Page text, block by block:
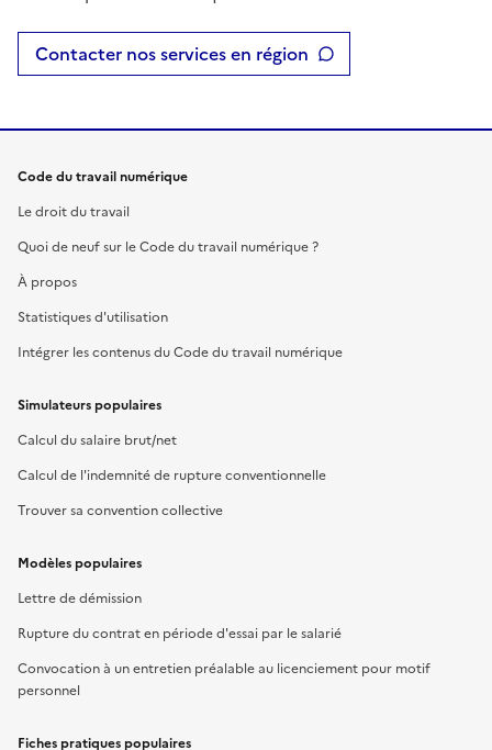
Contacter nos services en région
Code du travail numérique
Le droit du travail
Quoi de neuf sur le Code du travail numérique ?
À propos
Statistiques d'utilisation
Intégrer les contenus du Code du travail numérique
Simulateurs populaires
Calcul du salaire brut/net
Calcul de l'indemnité de rupture conventionnelle
Trouver sa convention collective
Modèles populaires
Lettre de démission
Rupture du contrat en période d'essai par le salarié
Convocation à un entretien préalable au licenciement pour motif
personnel
Fiches pratiques populaires